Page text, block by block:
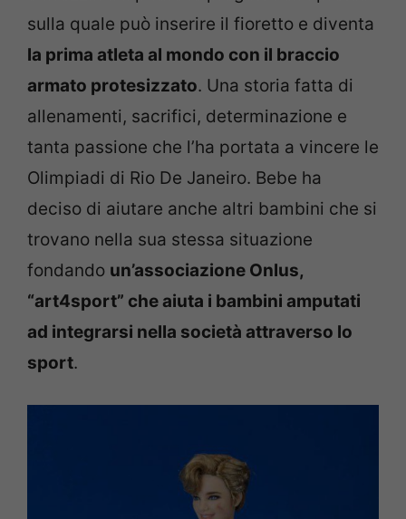
sulla quale può inserire il fioretto e diventa
la prima atleta al mondo con il braccio
armato protesizzato. Una storia fatta di
allenamenti, sacrifici, determinazione e
tanta passione che l’ha portata a vincere le
Olimpiadi di Rio De Janeiro. Bebe ha
deciso di aiutare anche altri bambini che si
trovano nella sua stessa situazione
fondando un’associazione Onlus,
“art4sport” che aiuta i bambini amputati
ad integrarsi nella società attraverso lo
sport.